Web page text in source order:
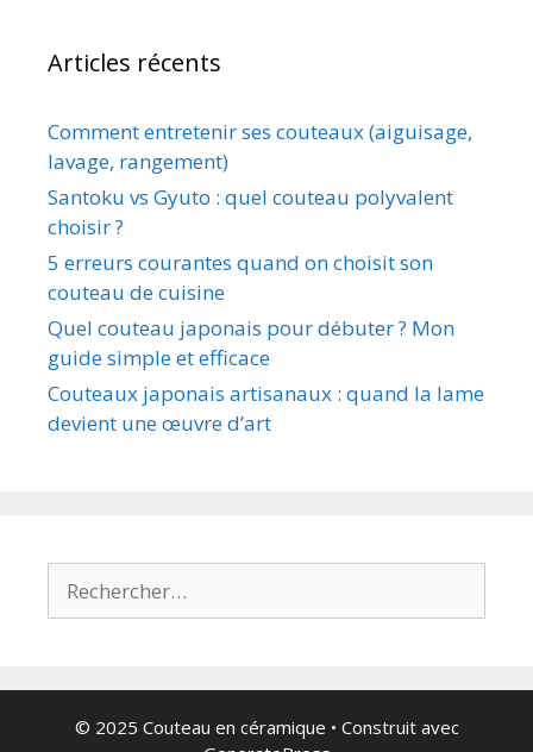
Articles récents
Comment entretenir ses couteaux (aiguisage,
lavage, rangement)
Santoku vs Gyuto : quel couteau polyvalent
choisir ?
5 erreurs courantes quand on choisit son
couteau de cuisine
Quel couteau japonais pour débuter ? Mon
guide simple et efficace
Couteaux japonais artisanaux : quand la lame
devient une œuvre d’art
© 2025 Couteau en céramique • Construit avec